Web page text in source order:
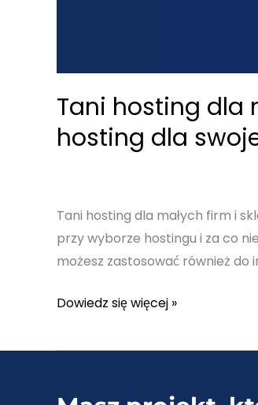
Tani hosting dla
hosting dla
Tani hosting dla małych firm i
przy wyborze hostingu i za co
możesz zastosować również do
Tani
dla
firm
Dowiedz się więcej »